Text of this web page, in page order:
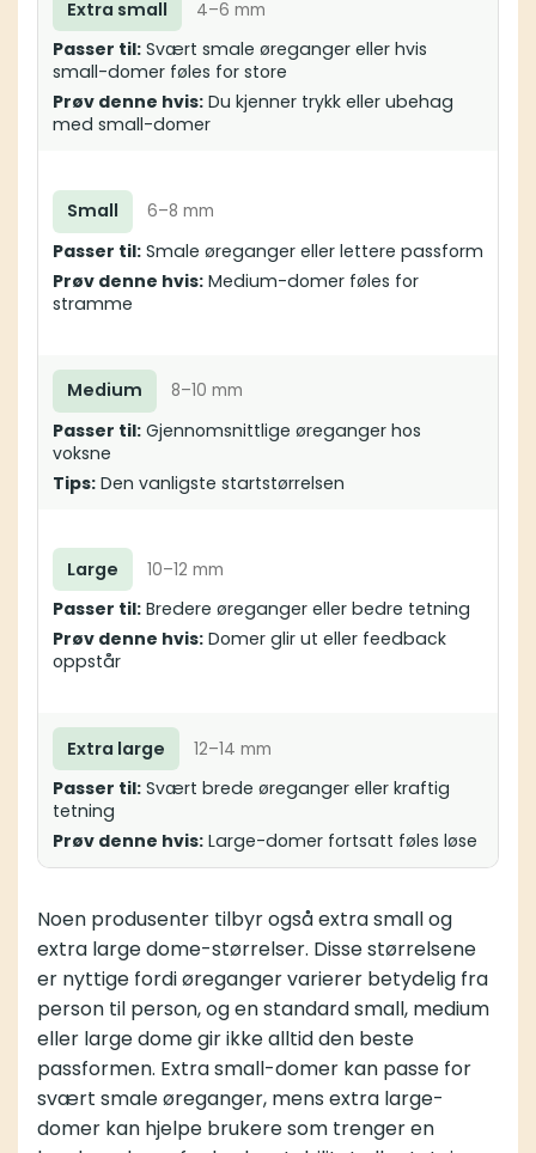
Extra small 4–6 mm
Passer til: Svært smale øreganger eller hvis
small-domer føles for store
Prøv denne hvis: Du kjenner trykk eller ubehag
med small-domer
Small 6–8 mm
Passer til: Smale øreganger eller lettere passform
Prøv denne hvis: Medium-domer føles for
stramme
Medium 8–10 mm
Passer til: Gjennomsnittlige øreganger hos
voksne
Tips: Den vanligste startstørrelsen
Large 10–12 mm
Passer til: Bredere øreganger eller bedre tetning
Prøv denne hvis: Domer glir ut eller feedback
oppstår
Extra large 12–14 mm
Passer til: Svært brede øreganger eller kraftig
tetning
Prøv denne hvis: Large-domer fortsatt føles løse
Noen produsenter tilbyr også extra small og
extra large dome-størrelser. Disse størrelsene
er nyttige fordi øreganger varierer betydelig fra
person til person, og en standard small, medium
eller large dome gir ikke alltid den beste
passformen. Extra small-domer kan passe for
svært smale øreganger, mens extra large-
domer kan hjelpe brukere som trenger en